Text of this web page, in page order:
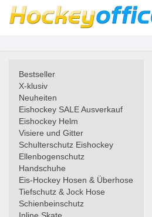
Bestseller
X-klusiv
Neuheiten
Eishockey SALE Ausverkauf
Eishockey Helm
Visiere und Gitter
Schulterschutz Eishockey
Ellenbogenschutz
Handschuhe
Eis-Hockey Hosen & Überhose
Tiefschutz & Jock Hose
Schienbeinschutz